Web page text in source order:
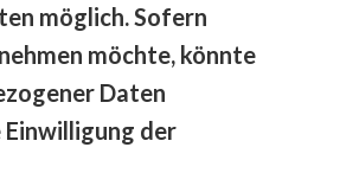
möglich. Sofern
möchte, könnte
Daten
der